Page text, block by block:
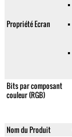
Propriété Ecran
Bits par composant
couleur (RGB)
Nom du Produit